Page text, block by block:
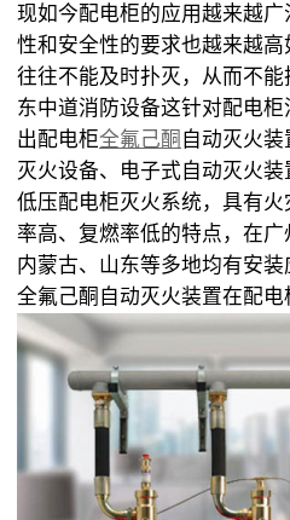
现如今配电柜的应用越来越
性和安全性的要求也越来越高
往往不能及时扑灭，从而不
东中道消防设备这针对配电
出配电柜全氟己酮 自动灭火
灭火设备、电子式自动灭火
低压配电柜灭火系统，具有
率高、复燃率低的特点，在广
内蒙古、山东等多地均有安
全氟己酮自动灭火装置在配电